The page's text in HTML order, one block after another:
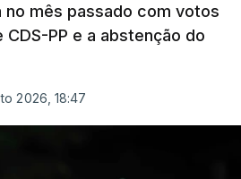
"ninguém é
entanto, deixa alguns
desta dimensão "deve ter
no mês passado com votos
CDS-PP e a abstenção do
2026, 18:47